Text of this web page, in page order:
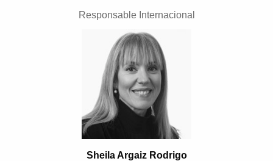
Responsable Internacional
Sheila Argaiz Rodrigo